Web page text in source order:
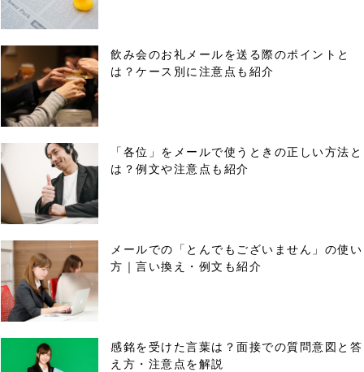
飲み会のお礼メールを送る際のポイントと
は？ケース別に注意点も紹介
「各位」をメールで使うときの正しい方法と
は？例文や注意点も紹介
メールでの「とんでもございません」の使い
方｜言い換え・例文も紹介
感銘を受けた言葉は？面接での質問意図と答
え方・注意点を解説